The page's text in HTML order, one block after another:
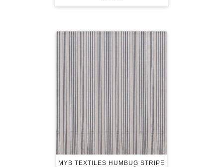
MYB TEXTILES HUMBUG STRIPE